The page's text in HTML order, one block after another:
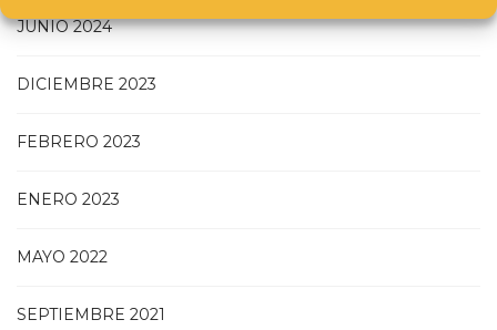
JUNIO 2024
DICIEMBRE 2023
FEBRERO 2023
ENERO 2023
MAYO 2022
SEPTIEMBRE 2021